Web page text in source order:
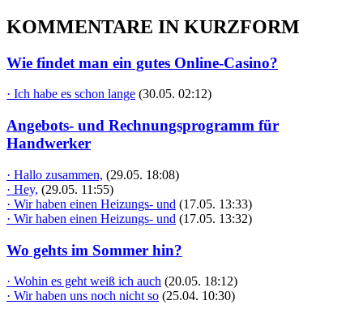
KOMMENTARE IN KURZFORM
Wie findet man ein gutes Online-Casino?
· Ich habe es schon lange (30.05. 02:12)
Angebots- und Rechnungsprogramm für
Handwerker
· Hallo zusammen, (29.05. 18:08)
· Hey, (29.05. 11:55)
· Wir haben einen Heizungs- und (17.05. 13:33)
· Wir haben einen Heizungs- und (17.05. 13:32)
Wo gehts im Sommer hin?
· Wohin es geht weiß ich auch (20.05. 18:12)
· Wir haben uns noch nicht so (25.04. 10:30)